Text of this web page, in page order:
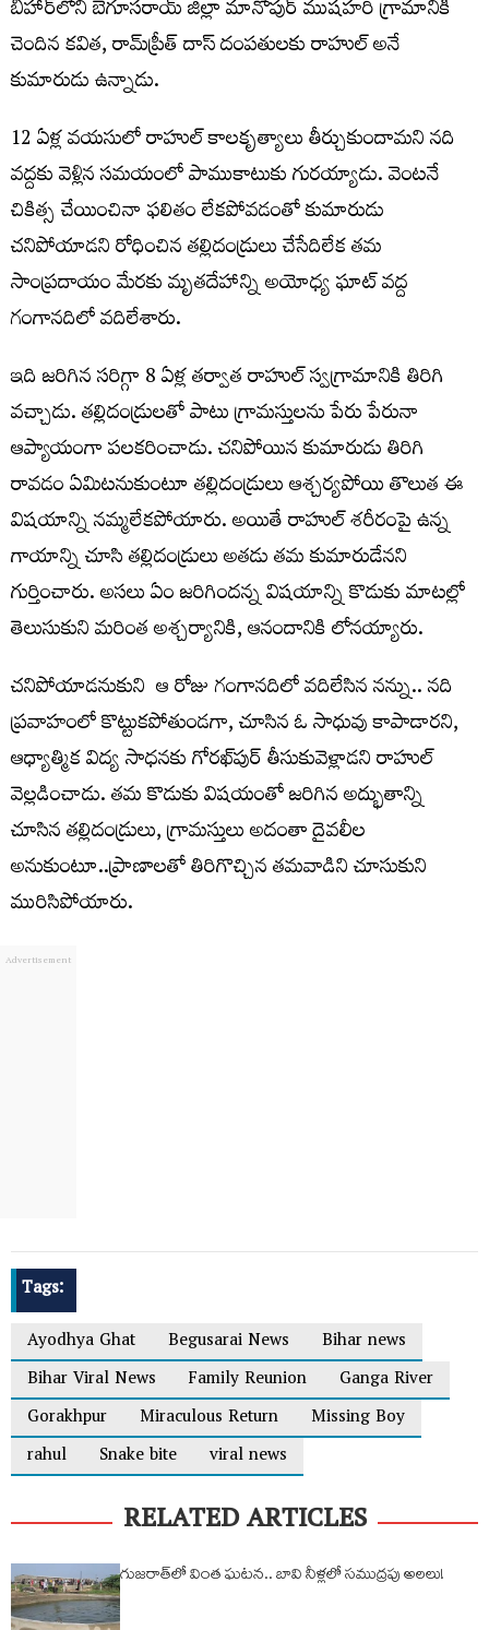
బిహార్‌లోని బెగూసరాయ్‌ జిల్లా మానోపుర్‌ ముషహరి గ్రామానికి
చెందిన కవిత, రామ్‌ప్రీత్‌ దాస్‌ దంపతులకు రాహుల్ అనే
కుమారుడు ఉన్నాడు.
12 ఏళ్ల వయసులో రాహుల్ కాలకృత్యాలు తీర్చుకుందామని నది
వద్దకు వెళ్లిన సమయంలో పాముకాటుకు గురయ్యాడు. వెంటనే
చికిత్స చేయించినా ఫలితం లేకపోవడంతో కుమారుడు
చనిపోయాడని రోధించిన తల్లిదండ్రులు చేసేదిలేక తమ
సాంప్రదాయం మేరకు మృతదేహాన్ని అయోధ్య ఘాట్‌ వద్ద
గంగానదిలో వదిలేశారు.
ఇది జరిగిన సరిగ్గా 8 ఏళ్ల తర్వాత రాహుల్‌ స్వగ్రామానికి తిరిగి
వచ్చాడు. తల్లిదండ్రులతో పాటు గ్రామస్తులను పేరు పేరునా
ఆప్యాయంగా పలకరించాడు. చనిపోయిన కుమారుడు తిరిగి
రావడం ఏమిటనుకుంటూ తల్లిదండ్రులు ఆశ్చర్యపోయి తొలుత ఈ
విషయాన్ని నమ్మలేకపోయారు. అయితే రాహుల్‌ శరీరంపై ఉన్న
గాయాన్ని చూసి తల్లిదండ్రులు అతడు తమ కుమారుడేనని
గుర్తించారు. అసలు ఏం జరిగిందన్న విషయాన్ని కొడుకు మాటల్లో
తెలుసుకుని మరింత అశ్చర్యానికి, ఆనందానికి లోనయ్యారు.
చనిపోయాడనుకుని ఆ రోజు గంగానదిలో వదిలేసిన నన్ను.. నది
ప్రవాహంలో కొట్టుకపోతుండగా, చూసిన ఓ సాధువు కాపాడారని,
ఆధ్యాత్మిక విద్య సాధనకు గోరఖ్‌పుర్‌ తీసుకువెళ్లాడని రాహుల్‌
వెల్లడించాడు. తమ కొడుకు విషయంతో జరిగిన అద్భుతాన్ని
చూసిన తల్లిదండ్రులు, గ్రామస్తులు అదంతా దైవలీల
అనుకుంటూ..ప్రాణాలతో తిరిగొచ్చిన తమవాడిని చూసుకుని
మురిసిపోయారు.
Tags:
Ayodhya Ghat
Begusarai News
Bihar news
Bihar Viral News
Family Reunion
Ganga River
Gorakhpur
Miraculous Return
Missing Boy
rahul
Snake bite viral news
RELATED ARTICLES
గుజరాత్‌లో వింత ఘటన.. బావి నీళ్లలో సముద్రపు అలలు!